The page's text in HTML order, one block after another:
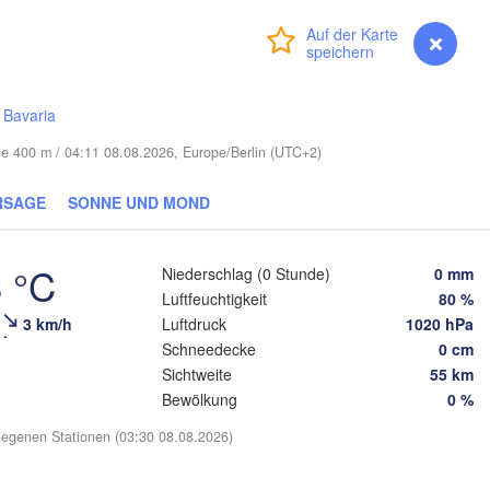
myVentusky Vorhersage
Bavaria
400 m / 04:11 08.08.2026, Europe/Berlin (UTC+2)
SONNE UND MOND
°C
3 km/h
Niederschlag (0 Stunde)
0 mm
Luftfeuchtigkeit
80 %
Luftdruck
1020 hPa
Schneedecke
0 cm
Sichtweite
55 km
Bewölkung
0 %
Stationen (03:30 08.08.2026)
Львів
(Baranavičy)
Чернігів
(Chernihiv)
Рівне
(Rivne)
Пінск
(Pinsk)
Мазыр
(Mazyr)
Салігорск
(Hrodna)
(Brest)